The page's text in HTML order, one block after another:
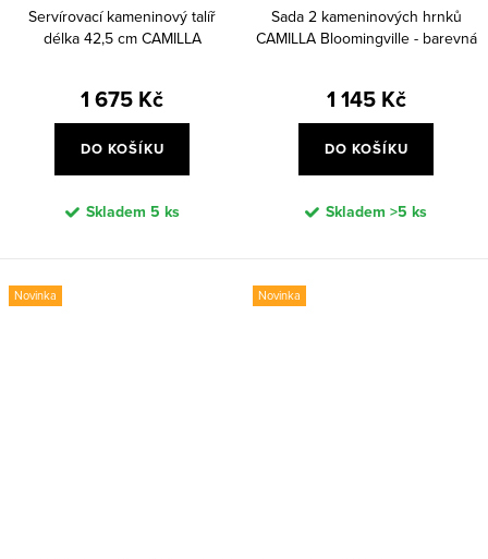
Servírovací kameninový talíř
délka 42,5 cm CAMILLA
1 675 Kč
DO KOŠÍKU
Skladem 5 ks
Sada 2 kameninových hrnků
CAMILLA Bloomingville - barevná
1 145 Kč
DO KOŠÍKU
Skladem >5 ks
Novinka Novinka